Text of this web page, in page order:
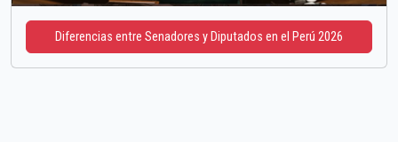
Diferencias entre Senadores y Diputados en el Perú 2026